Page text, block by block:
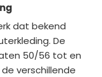
dat bekend
De
50/56 tot en
verschillende